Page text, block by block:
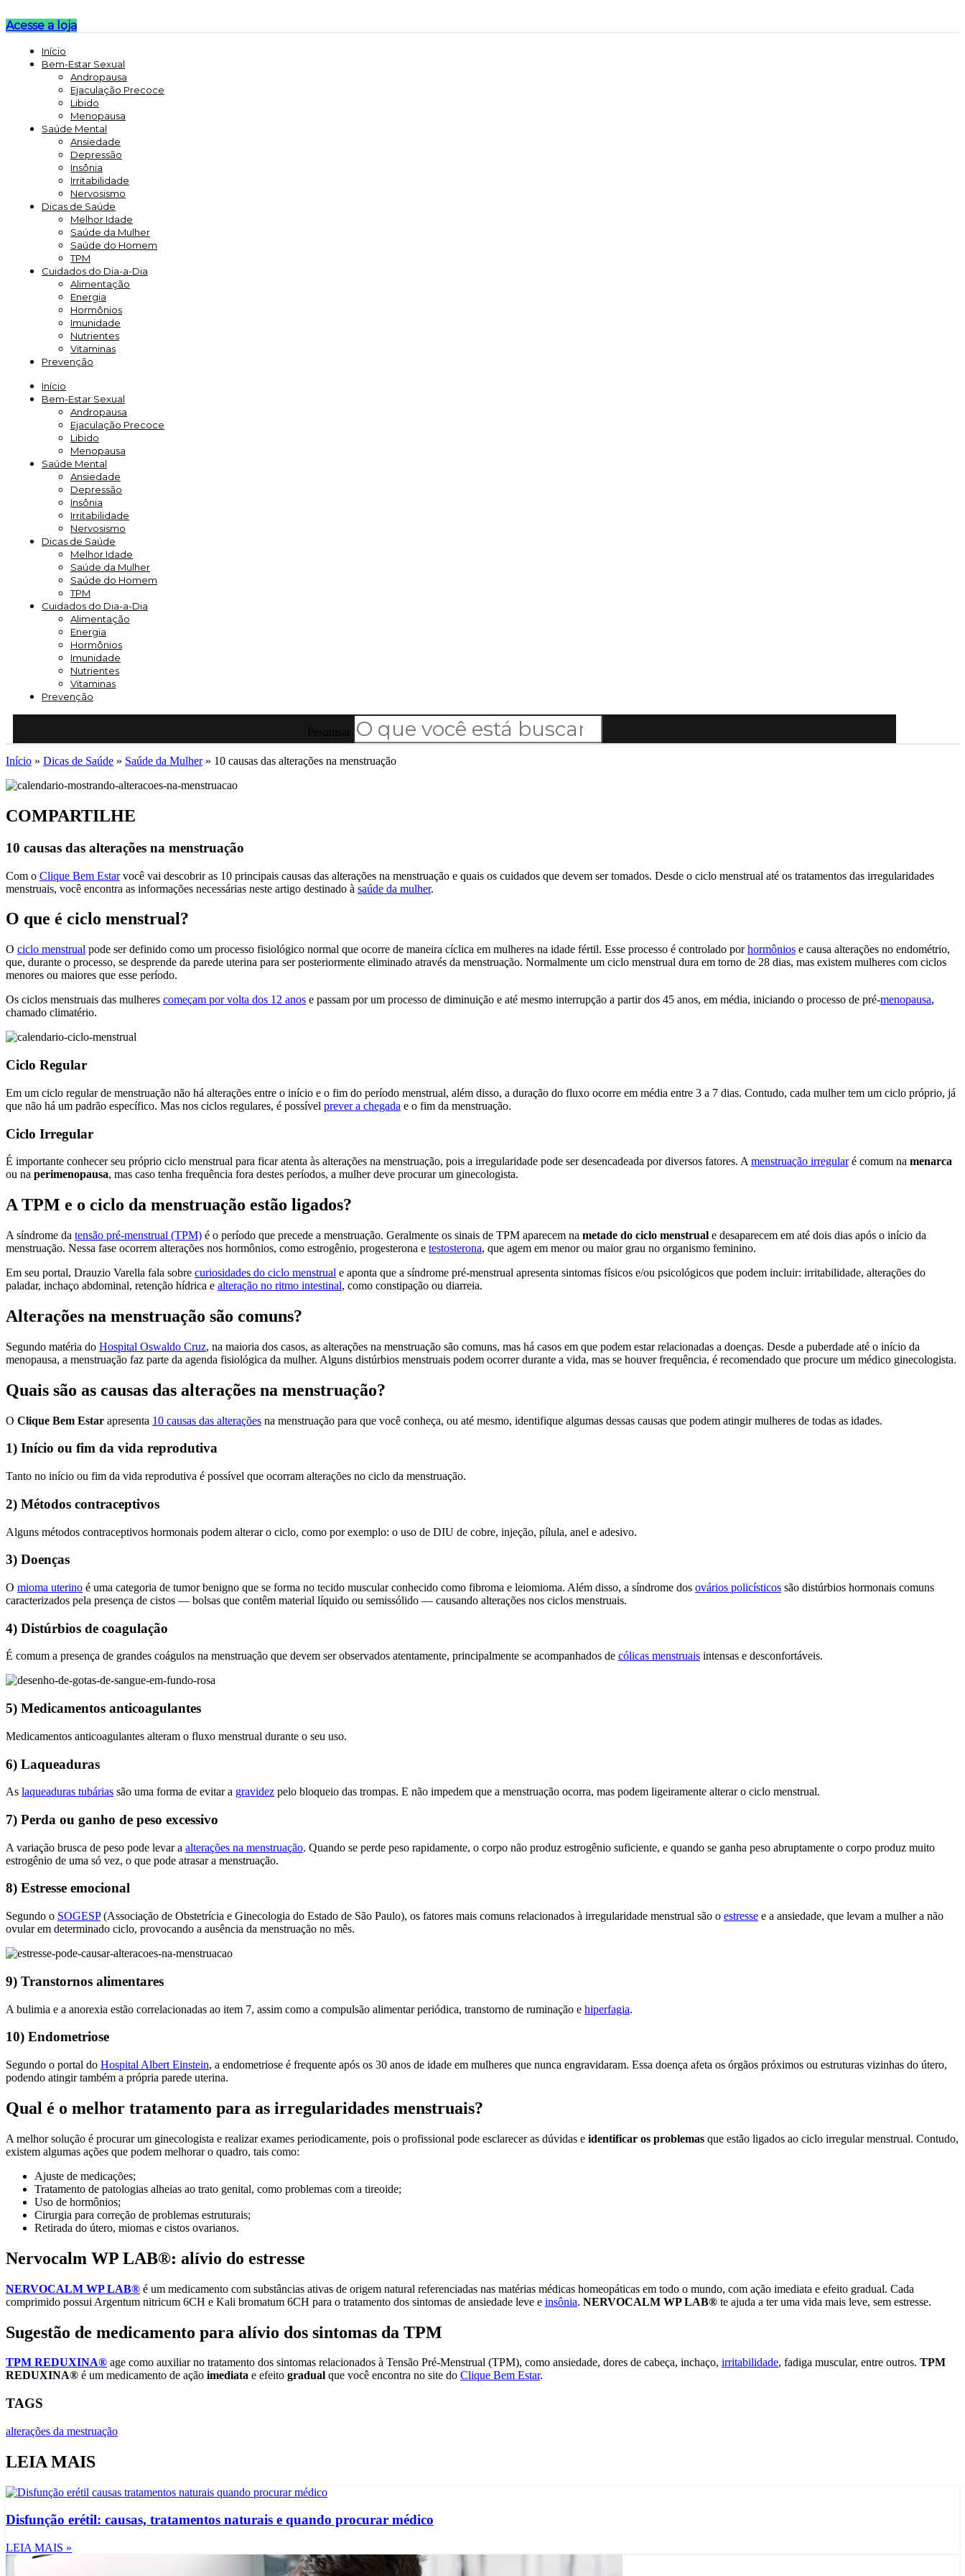
Acesse a loja
Início
Bem-Estar Sexual
Andropausa
Ejaculação Precoce
Libido
Menopausa
Saúde Mental
Ansiedade
Depressão
Insônia
Irritabilidade
Nervosismo
Dicas de Saúde
Melhor Idade
Saúde da Mulher
Saúde do Homem
TPM
Cuidados do Dia-a-Dia
Alimentação
Energia
Hormônios
Imunidade
Nutrientes
Vitaminas
Prevenção
Início
Bem-Estar Sexual
Andropausa
Ejaculação Precoce
Libido
Menopausa
Saúde Mental
Ansiedade
Depressão
Insônia
Irritabilidade
Nervosismo
Dicas de Saúde
Melhor Idade
Saúde da Mulher
Saúde do Homem
TPM
Cuidados do Dia-a-Dia
Alimentação
Energia
Hormônios
Imunidade
Nutrientes
Vitaminas
Prevenção
Início » Dicas de Saúde » Saúde da Mulher» 10 causas das alterações na menstruação
COMPARTILHE
10 causas das alterações na menstruação
Com o Clique Bem Estarvocê vai descobrir as 10 principais causas das alterações na menstruação e quais os cuidados que devem ser tomados. Desde o ciclo menstrual até os tratamentos das irregularidades
menstruais, você encontra as informações necessárias neste artigo destinado à saúde da mulher.
O que é ciclo menstrual?
O ciclo menstrual pode ser definido como um processo fisiológico normal que ocorre de maneira cíclica em mulheres na idade fértil. Esse processo é controlado porhormônios e causa alterações no endométrio,
que, durante o processo, se desprende da parede uterina para ser posteriormente eliminado através da menstruação. Normalmente um ciclo menstrual dura em torno de 28 dias, mas existem mulheres com ciclos
menores ou maiores que esse período.
Os ciclos menstruais das mulheres começam por volta dos 12 anos e passam por um processo de diminuição e até mesmo interrupção a partir dos 45 anos, em média, iniciando o processo de pré-menopausa,
chamado climatério.
Ciclo Regular
Em um ciclo regular de menstruação não há alterações entre o início e o fim do período menstrual, além disso, a duração do fluxo ocorre em média entre 3 a 7 dias. Contudo, cada mulher tem um ciclo próprio, já
que não há um padrão específico. Mas nos ciclos regulares, é possível prever a chegada e o fim da menstruação.
Ciclo Irregular
É importante conhecer seu próprio ciclo menstrual para ficar atenta às alterações na menstruação, pois a irregularidade pode ser desencadeada por diversos fatores. A menstruação irregularé comum na menarca
ou na perimenopausa, mas caso tenha frequência fora destes períodos, a mulher deve procurar um ginecologista.
A TPM e o ciclo da menstruação estão ligados?
A síndrome da tensão pré-menstrual (TPM) é o período que precede a menstruação. Geralmente os sinais de TPM aparecem na metade do ciclo menstrual e desaparecem em até dois dias após o início da
menstruação. Nessa fase ocorrem alterações nos hormônios, como estrogênio, progesterona e testosterona, que agem em menor ou maior grau no organismo feminino.
Em seu portal, Drauzio Varella fala sobre curiosidades do ciclo menstrual e aponta que a síndrome pré-menstrual apresenta sintomas físicos e/ou psicológicos que podem incluir: irritabilidade, alterações do
paladar, inchaço abdominal, retenção hídrica e alteração no ritmo intestinal, como constipação ou diarreia.
Alterações na menstruação são comuns?
Segundo matéria do Hospital Oswaldo Cruz, na maioria dos casos, as alterações na menstruação são comuns, mas há casos em que podem estar relacionadas a doenças. Desde a puberdade até o início da
menopausa, a menstruação faz parte da agenda fisiológica da mulher. Alguns distúrbios menstruais podem ocorrer durante a vida, mas se houver frequência, é recomendado que procure um médico ginecologista.
Quais são as causas das alterações na menstruação?
O Clique Bem Estar apresenta 10 causas das alterações na menstruação para que você conheça, ou até mesmo, identifique algumas dessas causas que podem atingir mulheres de todas as idades.
1) Início ou fim da vida reprodutiva
Tanto no início ou fim da vida reprodutiva é possível que ocorram alterações no ciclo da menstruação.
2) Métodos contraceptivos
Alguns métodos contraceptivos hormonais podem alterar o ciclo, como por exemplo: o uso de DIU de cobre, injeção, pílula, anel e adesivo.
3) Doenças
O mioma uterino é uma categoria de tumor benigno que se forma no tecido muscular conhecido como fibroma e leiomioma. Além disso, a síndrome dos ovários policísticos são distúrbios hormonais comuns
caracterizados pela presença de cistos — bolsas que contêm material líquido ou semissólido — causando alterações nos ciclos menstruais.
4) Distúrbios de coagulação
É comum a presença de grandes coágulos na menstruação que devem ser observados atentamente, principalmente se acompanhados de cólicas menstruais intensas e desconfortáveis.
5) Medicamentos anticoagulantes
Medicamentos anticoagulantes alteram o fluxo menstrual durante o seu uso.
6) Laqueaduras
As laqueaduras tubárias são uma forma de evitar a gravidez pelo bloqueio das trompas. E não impedem que a menstruação ocorra, mas podem ligeiramente alterar o ciclo menstrual.
7) Perda ou ganho de peso excessivo
A variação brusca de peso pode levar a alterações na menstruação. Quando se perde peso rapidamente, o corpo não produz estrogênio suficiente, e quando se ganha peso abruptamente o corpo produz muito
estrogênio de uma só vez, o que pode atrasar a menstruação.
8) Estresse emocional
Segundo o SOGESP(Associação de Obstetrícia e Ginecologia do Estado de São Paulo), os fatores mais comuns relacionados à irregularidade menstrual são o estresse e a ansiedade, que levam a mulher a não
ovular em determinado ciclo, provocando a ausência da menstruação no mês.
9) Transtornos alimentares
A bulimia e a anorexia estão correlacionadas ao item 7, assim como a compulsão alimentar periódica, transtorno de ruminação e hiperfagia.
10) Endometriose
Segundo o portal do Hospital Albert Einstein, a endometriose é frequente após os 30 anos de idade em mulheres que nunca engravidaram. Essa doença afeta os órgãos próximos ou estruturas vizinhas do útero,
podendo atingir também a própria parede uterina.
Qual é o melhor tratamento para as irregularidades menstruais?
A melhor solução é procurar um ginecologista e realizar exames periodicamente, pois o profissional pode esclarecer as dúvidas e identificar os problemas que estão ligados ao ciclo irregular menstrual. Contudo,
existem algumas ações que podem melhorar o quadro, tais como:
Ajuste de medicações;
Tratamento de patologias alheias ao trato genital, como problemas com a tireoide;
Uso de hormônios;
Cirurgia para correção de problemas estruturais;
Retirada do útero, miomas e cistos ovarianos.
Nervocalm WP LAB®: alívio do estresse
NERVOCALM WP LAB® é um medicamento com substâncias ativas de origem natural referenciadas nas matérias médicas homeopáticas em todo o mundo, com ação imediata e efeito gradual. Cada
comprimido possui Argentum nitricum 6CH e Kali bromatum 6CH para o tratamento dos sintomas de ansiedade leve e insônia. NERVOCALM WP LAB® te ajuda a ter uma vida mais leve, sem estresse.
Sugestão de medicamento para alívio dos sintomas da TPM
TPM REDUXINA® age como auxiliar no tratamento dos sintomas relacionados à Tensão Pré-Menstrual (TPM), como ansiedade, dores de cabeça, inchaço, irritabilidade, fadiga muscular, entre outros. TPM
REDUXINA® é um medicamento de ação imediata e efeito gradual que você encontra no site do Clique Bem Estar.
TAGS
alterações da mestruação
LEIA MAIS
Disfunção erétil: causas, tratamentos naturais e quando procurar médico
LEIA MAIS »